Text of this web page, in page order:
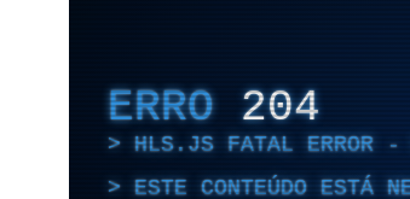
ERRO 204
HLS.JS FATAL ERROR -
ESTE CONTEÚDO ESTÁ